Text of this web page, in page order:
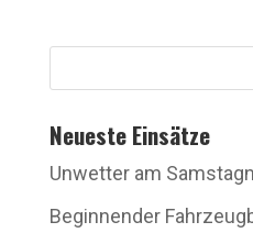
Neueste Einsätze
Unwetter am
Beginnender